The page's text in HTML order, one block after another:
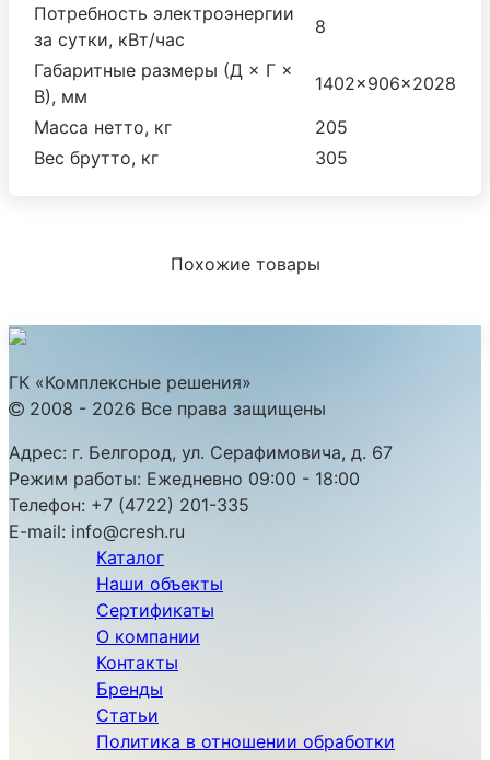
Потребность электроэнергии
за сутки, кВт/час
8
Габаритные размеры (Д × Г ×
В), мм
1402×906×2028
Масса нетто, кг
205
Вес брутто, кг
305
Похожие товары
ГК «Комплексные решения»
2008 - 2026 Все права защищены
Адрес: г. Белгород, ул. Серафимовича, д. 67
Режим работы: Ежедневно 09:00 - 18:00
Телефон: +7 (4722) 201-335
E-mail: info@cresh.ru
Каталог
Наши объекты
Сертификаты
О компании
Контакты
Бренды
Статьи
Политика в отношении обработки